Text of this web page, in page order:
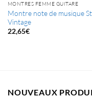
MONTRES FEMME GUITARE
Montre note de musique
Vintage
22,65€
NOUVEAUX